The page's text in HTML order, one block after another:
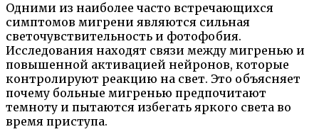
Одними из наиболее часто встречающихся
симптомов мигрени являются сильная
светочувствительность и фотофобия.
Исследования находят связи между мигренью и
повышенной активацией нейронов, которые
контролируют реакцию на свет. Это объясняет
почему больные мигренью предпочитают
темноту и пытаются избегать яркого света во
время приступа.